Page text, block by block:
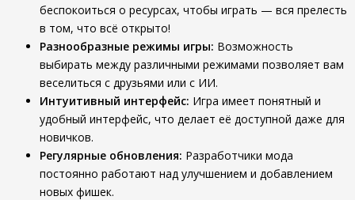
беспокоиться о ресурсах, чтобы играть — вся прелесть
в том, что всё открыто!
Разнообразные режимы игры: Возможность
выбирать между различными режимами позволяет вам
веселиться с друзьями или с ИИ.
Интуитивный интерфейс: Игра имеет понятный и
удобный интерфейс, что делает её доступной даже для
новичков.
Регулярные обновления: Разработчики мода
постоянно работают над улучшением и добавлением
новых фишек.